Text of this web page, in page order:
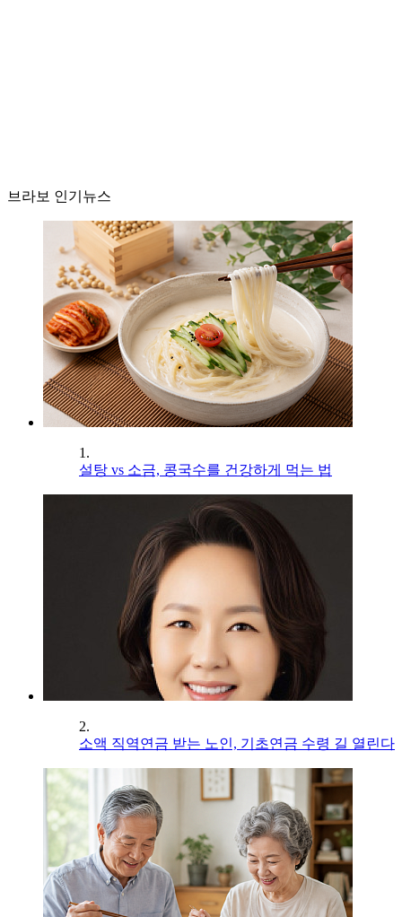
브라보 인기뉴스
1.
설탕 vs 소금, 콩국수를 건강하게 먹는 법
2.
소액 직역연금 받는 노인, 기초연금 수령 길 열린다